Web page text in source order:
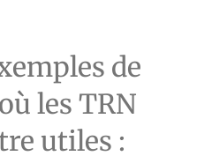
de
les TRN
utiles :